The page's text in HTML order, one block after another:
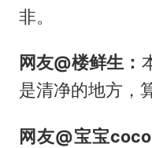
非。
网友@楼鲜生：
是清净的地方，
网友@宝宝coco